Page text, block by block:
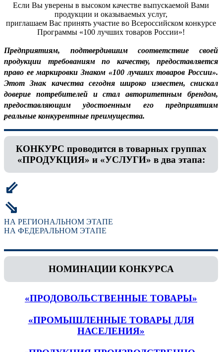
Если Вы уверены в высоком качестве выпускаемой Вами
продукции и оказываемых услуг,
приглашаем Вас принять участие во Всероссийском конкурсе
Программы «100 лучших товаров России»!
Предприятиям, подтвердившим соответствие своей
продукции требованиям по качеству, предоставляется
право ее маркировки Знаком «100 лучших товаров России».
Этот Знак качества сегодня широко известен, снискал
доверие потребителей и стал авторитетным брендом,
предоставляющим удостоенным его предприятиям
реальные конкурентные преимущества.
КОНКУРС проводится в товарных группах
«ПРОДУКЦИЯ» и «УСЛУГИ» в два этапа:
⇙
⇘
НА РЕГИОНАЛЬНОМ ЭТАПЕ
НА ФЕДЕРАЛЬНОМ ЭТАПЕ
НОМИНАЦИИ КОНКУРСА
«ПРОДОВОЛЬСТВЕННЫЕ ТОВАРЫ»
«ПРОМЫШЛЕННЫЕ ТОВАРЫ ДЛЯ
НАСЕЛЕНИЯ»